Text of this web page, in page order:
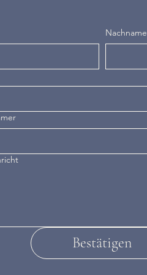
Nachname
Bestätigen